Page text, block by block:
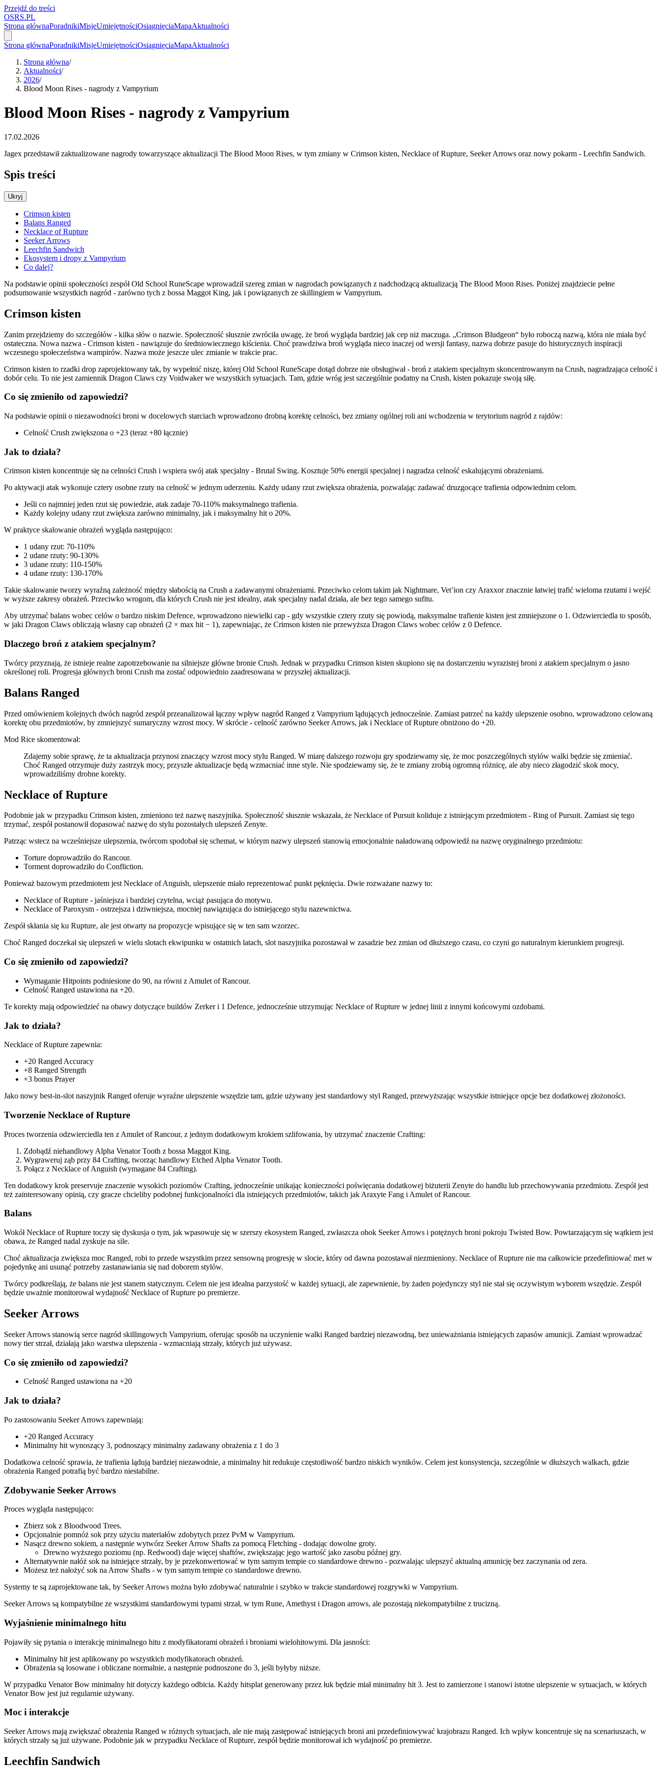
Przejdź do treści
OSRS.PL
Strona głównaPoradnikiMisjeUmiejętnościOsiągnięciaMapaAktualności
Strona głównaPoradnikiMisjeUmiejętnościOsiągnięciaMapaAktualności
Strona główna/
Aktualności/
2026/
Blood Moon Rises - nagrody z Vampyrium
Blood Moon Rises - nagrody z Vampyrium
17.02.2026
Jagex przedstawił zaktualizowane nagrody towarzyszące aktualizacji The Blood Moon Rises, w tym zmiany w Crimson kisten, Necklace of Rupture, Seeker Arrows oraz nowy pokarm - Leechfin Sandwich.
Spis treści
Ukryj
Crimson kisten
Balans Ranged
Necklace of Rupture
Seeker Arrows
Leechfin Sandwich
Ekosystem i dropy z Vampyrium
Co dalej?
Na podstawie opinii społeczności zespół Old School RuneScape wprowadził szereg zmian w nagrodach powiązanych z nadchodzącą aktualizacją The Blood Moon Rises. Poniżej znajdziecie pełne
podsumowanie wszystkich nagród - zarówno tych z bossa Maggot King, jak i powiązanych ze skillingiem w Vampyrium.
Crimson kisten
Zanim przejdziemy do szczegółów - kilka słów o nazwie. Społeczność słusznie zwróciła uwagę, że broń wygląda bardziej jak cep niż maczuga. „Crimson Bludgeon“ było roboczą nazwą, która nie miała być
ostateczna. Nowa nazwa - Crimson kisten - nawiązuje do średniowiecznego kiścienia. Choć prawdziwa broń wygląda nieco inaczej od wersji fantasy, nazwa dobrze pasuje do historycznych inspiracji
wczesnego społeczeństwa wampirów. Nazwa może jeszcze ulec zmianie w trakcie prac.
Crimson kisten to rzadki drop zaprojektowany tak, by wypełnić niszę, której Old School RuneScape dotąd dobrze nie obsługiwał - broń z atakiem specjalnym skoncentrowanym na Crush, nagradzająca celność i
dobór celu. To nie jest zamiennik Dragon Claws czy Voidwaker we wszystkich sytuacjach. Tam, gdzie wróg jest szczególnie podatny na Crush, kisten pokazuje swoją siłę.
Co się zmieniło od zapowiedzi?
Na podstawie opinii o niezawodności broni w docelowych starciach wprowadzono drobną korektę celności, bez zmiany ogólnej roli ani wchodzenia w terytorium nagród z rajdów:
Celność Crush zwiększona o +23 (teraz +80 łącznie)
Jak to działa?
Crimson kisten koncentruje się na celności Crush i wspiera swój atak specjalny - Brutal Swing. Kosztuje 50% energii specjalnej i nagradza celność eskalującymi obrażeniami.
Po aktywacji atak wykonuje cztery osobne rzuty na celność w jednym uderzeniu. Każdy udany rzut zwiększa obrażenia, pozwalając zadawać druzgocące trafienia odpowiednim celom.
Jeśli co najmniej jeden rzut się powiedzie, atak zadaje 70-110% maksymalnego trafienia.
Każdy kolejny udany rzut zwiększa zarówno minimalny, jak i maksymalny hit o 20%.
W praktyce skalowanie obrażeń wygląda następująco:
1 udany rzut: 70-110%
2 udane rzuty: 90-130%
3 udane rzuty: 110-150%
4 udane rzuty: 130-170%
Takie skalowanie tworzy wyraźną zależność między słabością na Crush a zadawanymi obrażeniami. Przeciwko celom takim jak Nightmare, Vet’ion czy Araxxor znacznie łatwiej trafić wieloma rzutami i wejść
w wyższe zakresy obrażeń. Przeciwko wrogom, dla których Crush nie jest idealny, atak specjalny nadal działa, ale bez tego samego sufitu.
Aby utrzymać balans wobec celów o bardzo niskim Defence, wprowadzono niewielki cap - gdy wszystkie cztery rzuty się powiodą, maksymalne trafienie kisten jest zmniejszone o 1. Odzwierciedla to sposób,
w jaki Dragon Claws obliczają własny cap obrażeń (2 × max hit − 1), zapewniając, że Crimson kisten nie przewyższa Dragon Claws wobec celów z 0 Defence.
Dlaczego broń z atakiem specjalnym?
Twórcy przyznają, że istnieje realne zapotrzebowanie na silniejsze główne bronie Crush. Jednak w przypadku Crimson kisten skupiono się na dostarczeniu wyrazistej broni z atakiem specjalnym o jasno
określonej roli. Progresja głównych broni Crush ma zostać odpowiednio zaadresowana w przyszłej aktualizacji.
Balans Ranged
Przed omówieniem kolejnych dwóch nagród zespół przeanalizował łączny wpływ nagród Ranged z Vampyrium lądujących jednocześnie. Zamiast patrzeć na każdy ulepszenie osobno, wprowadzono celowaną
korektę obu przedmiotów, by zmniejszyć sumaryczny wzrost mocy. W skrócie - celność zarówno Seeker Arrows, jak i Necklace of Rupture obniżono do +20.
Mod Rice skomentował:
Zdajemy sobie sprawę, że ta aktualizacja przynosi znaczący wzrost mocy stylu Ranged. W miarę dalszego rozwoju gry spodziewamy się, że moc poszczególnych stylów walki będzie się zmieniać.
Choć Ranged otrzymuje duży zastrzyk mocy, przyszłe aktualizacje będą wzmacniać inne style. Nie spodziewamy się, że te zmiany zrobią ogromną różnicę, ale aby nieco złagodzić skok mocy,
wprowadziliśmy drobne korekty.
Necklace of Rupture
Podobnie jak w przypadku Crimson kisten, zmieniono też nazwę naszyjnika. Społeczność słusznie wskazała, że Necklace of Pursuit koliduje z istniejącym przedmiotem - Ring of Pursuit. Zamiast się tego
trzymać, zespół postanowił dopasować nazwę do stylu pozostałych ulepszeń Zenyte.
Patrząc wstecz na wcześniejsze ulepszenia, twórcom spodobał się schemat, w którym nazwy ulepszeń stanowią emocjonalnie naładowaną odpowiedź na nazwę oryginalnego przedmiotu:
Torture doprowadziło do Rancour.
Torment doprowadziło do Confliction.
Ponieważ bazowym przedmiotem jest Necklace of Anguish, ulepszenie miało reprezentować punkt pęknięcia. Dwie rozważane nazwy to:
Necklace of Rupture - jaśniejsza i bardziej czytelna, wciąż pasująca do motywu.
Necklace of Paroxysm - ostrzejsza i dziwniejsza, mocniej nawiązująca do istniejącego stylu nazewnictwa.
Zespół skłania się ku Rupture, ale jest otwarty na propozycje wpisujące się w ten sam wzorzec.
Choć Ranged doczekał się ulepszeń w wielu slotach ekwipunku w ostatnich latach, slot naszyjnika pozostawał w zasadzie bez zmian od dłuższego czasu, co czyni go naturalnym kierunkiem progresji.
Co się zmieniło od zapowiedzi?
Wymaganie Hitpoints podniesione do 90, na równi z Amulet of Rancour.
Celność Ranged ustawiona na +20.
Te korekty mają odpowiedzieć na obawy dotyczące buildów Zerker i 1 Defence, jednocześnie utrzymując Necklace of Rupture w jednej linii z innymi końcowymi ozdobami.
Jak to działa?
Necklace of Rupture zapewnia:
+20 Ranged Accuracy
+8 Ranged Strength
+3 bonus Prayer
Jako nowy best-in-slot naszyjnik Ranged oferuje wyraźne ulepszenie wszędzie tam, gdzie używany jest standardowy styl Ranged, przewyższając wszystkie istniejące opcje bez dodatkowej złożoności.
Tworzenie Necklace of Rupture
Proces tworzenia odzwierciedla ten z Amulet of Rancour, z jednym dodatkowym krokiem szlifowania, by utrzymać znaczenie Crafting:
Zdobądź niehandlowy Alpha Venator Tooth z bossa Maggot King.
Wygraweruj ząb przy 84 Crafting, tworząc handlowy Etched Alpha Venator Tooth.
Połącz z Necklace of Anguish (wymagane 84 Crafting).
Ten dodatkowy krok preservuje znaczenie wysokich poziomów Crafting, jednocześnie unikając konieczności poświęcania dodatkowej biżuterii Zenyte do handlu lub przechowywania przedmiotu. Zespół jest
też zainteresowany opinią, czy gracze chcieliby podobnej funkcjonalności dla istniejących przedmiotów, takich jak Araxyte Fang i Amulet of Rancour.
Balans
Wokół Necklace of Rupture toczy się dyskusja o tym, jak wpasowuje się w szerszy ekosystem Ranged, zwłaszcza obok Seeker Arrows i potężnych broni pokroju Twisted Bow. Powtarzającym się wątkiem jest
obawa, że Ranged nadal zyskuje na sile.
Choć aktualizacja zwiększa moc Ranged, robi to przede wszystkim przez sensowną progresję w slocie, który od dawna pozostawał niezmieniony. Necklace of Rupture nie ma całkowicie przedefiniować met w
pojedynkę ani usunąć potrzeby zastanawiania się nad doborem stylów.
Twórcy podkreślają, że balans nie jest stanem statycznym. Celem nie jest idealna parzystość w każdej sytuacji, ale zapewnienie, by żaden pojedynczy styl nie stał się oczywistym wyborem wszędzie. Zespół
będzie uważnie monitorował wydajność Necklace of Rupture po premierze.
Seeker Arrows
Seeker Arrows stanowią serce nagród skillingowych Vampyrium, oferując sposób na uczynienie walki Ranged bardziej niezawodną, bez unieważniania istniejących zapasów amunicji. Zamiast wprowadzać
nowy tier strzał, działają jako warstwa ulepszenia - wzmacniają strzały, których już używasz.
Co się zmieniło od zapowiedzi?
Celność Ranged ustawiona na +20
Jak to działa?
Po zastosowaniu Seeker Arrows zapewniają:
+20 Ranged Accuracy
Minimalny hit wynoszący 3, podnoszący minimalny zadawany obrażenia z 1 do 3
Dodatkowa celność sprawia, że trafienia lądują bardziej niezawodnie, a minimalny hit redukuje częstotliwość bardzo niskich wyników. Celem jest konsystencja, szczególnie w dłuższych walkach, gdzie
obrażenia Ranged potrafią być bardzo niestabilne.
Zdobywanie Seeker Arrows
Proces wygląda następująco:
Zbierz sok z Bloodwood Trees.
Opcjonalnie pomnóż sok przy użyciu materiałów zdobytych przez PvM w Vampyrium.
Nasącz drewno sokiem, a następnie wytwórz Seeker Arrow Shafts za pomocą Fletching - dodając dowolne groty.
Drewno wyższego poziomu (np. Redwood) daje więcej shaftów, zwiększając jego wartość jako zasobu późnej gry.
Alternatywnie nałóż sok na istniejące strzały, by je przekonwertować w tym samym tempie co standardowe drewno - pozwalając ulepszyć aktualną amunicję bez zaczynania od zera.
Możesz też nałożyć sok na Arrow Shafts - w tym samym tempie co standardowe drewno.
Systemy te są zaprojektowane tak, by Seeker Arrows można było zdobywać naturalnie i szybko w trakcie standardowej rozgrywki w Vampyrium.
Seeker Arrows są kompatybilne ze wszystkimi standardowymi typami strzał, w tym Rune, Amethyst i Dragon arrows, ale pozostają niekompatybilne z trucizną.
Wyjaśnienie minimalnego hitu
Pojawiły się pytania o interakcję minimalnego hitu z modyfikatorami obrażeń i broniami wielohitowymi. Dla jasności:
Minimalny hit jest aplikowany po wszystkich modyfikatorach obrażeń.
Obrażenia są losowane i obliczane normalnie, a następnie podnoszone do 3, jeśli byłyby niższe.
W przypadku Venator Bow minimalny hit dotyczy każdego odbicia. Każdy hitsplat generowany przez łuk będzie miał minimalny hit 3. Jest to zamierzone i stanowi istotne ulepszenie w sytuacjach, w których
Venator Bow jest już regularnie używany.
Moc i interakcje
Seeker Arrows mają zwiększać obrażenia Ranged w różnych sytuacjach, ale nie mają zastępować istniejących broni ani przedefiniowywać krajobrazu Ranged. Ich wpływ koncentruje się na scenariuszach, w
których strzały są już używane. Podobnie jak w przypadku Necklace of Rupture, zespół będzie monitorował ich wydajność po premierze.
Leechfin Sandwich